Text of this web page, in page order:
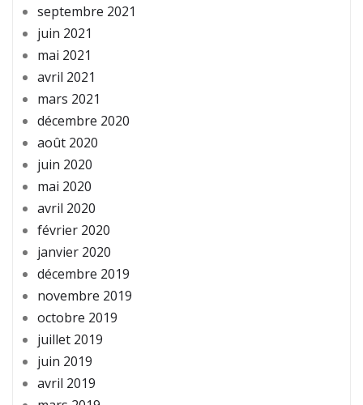
septembre 2021
juin 2021
mai 2021
avril 2021
mars 2021
décembre 2020
août 2020
juin 2020
mai 2020
avril 2020
février 2020
janvier 2020
décembre 2019
novembre 2019
octobre 2019
juillet 2019
juin 2019
avril 2019